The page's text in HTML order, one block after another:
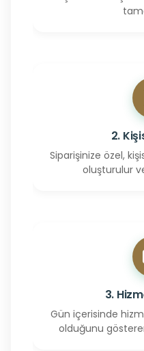
2.
Siparişinize özel,
oluşturulur
3.
Gün içerisinde
olduğunu